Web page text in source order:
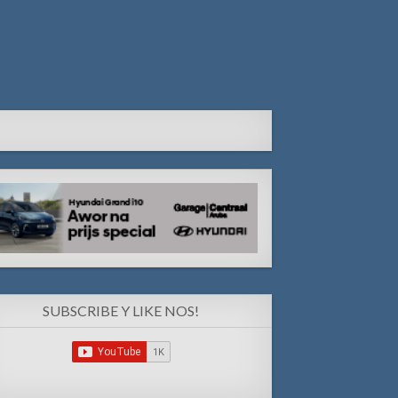
SUBSCRIBE Y LIKE NOS!